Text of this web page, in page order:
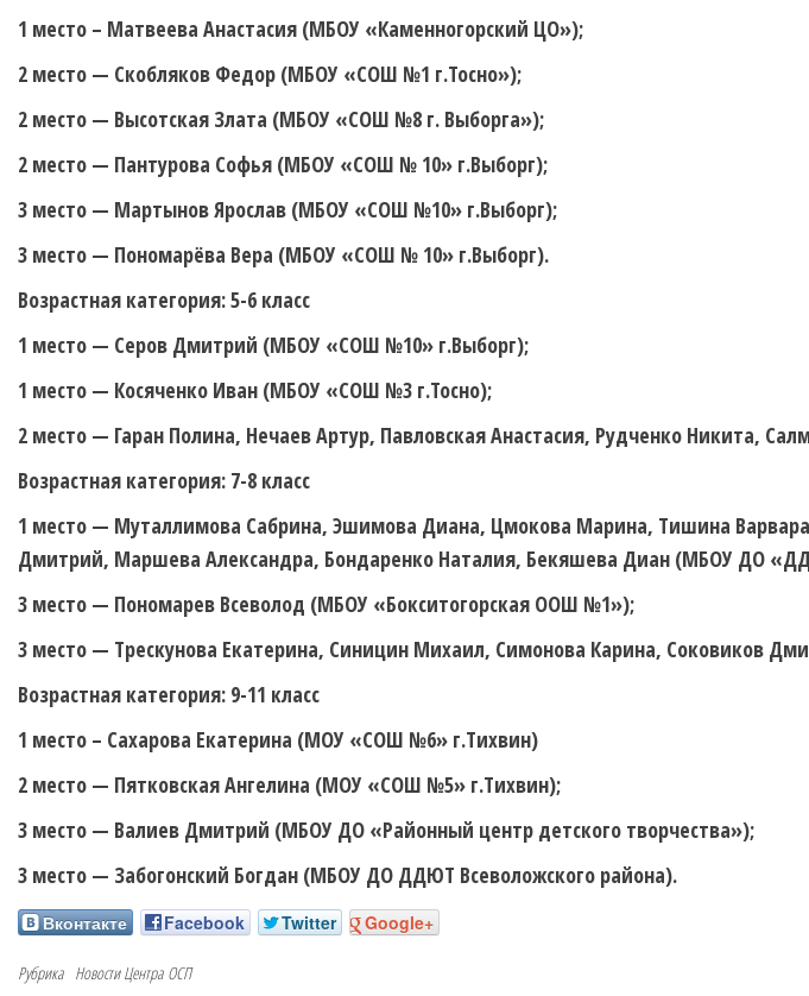
1 место – Матвеева Анастасия (МБОУ «Каменногорский ЦО»);
2 место — Скобляков Федор (МБОУ «СОШ №1 г.Тосно»);
2 место — Высотская Злата (МБОУ «СОШ №8 г. Выборга»);
2 место — Пантурова Софья (МБОУ «СОШ № 10» г.Выборг);
3 место — Мартынов Ярослав (МБОУ «СОШ №10» г.Выборг);
3 место — Пономарёва Вера (МБОУ «СОШ № 10» г.Выборг).
Возрастная категория: 5-6 класс
1 место — Серов Дмитрий (МБОУ «СОШ №10» г.Выборг);
1 место — Косяченко Иван (МБОУ «СОШ №3 г.Тосно);
2 место — Гаран Полина, Нечаев Артур, Павловская Анастасия, Рудченко Никита,
Возрастная категория: 7-8 класс
1 место — Муталлимова Сабрина, Эшимова Диана, Цмокова Марина, Тишина
Дмитрий, Маршева Александра, Бондаренко Наталия, Бекяшева Диан (МБОУ ДО
3 место — Пономарев Всеволод (МБОУ «Бокситогорская ООШ №1»);
3 место — Трескунова Екатерина, Синицин Михаил, Симонова Карина, Соковиков
Возрастная категория: 9-11 класс
1 место – Сахарова Екатерина (МОУ «СОШ №6» г.Тихвин)
2 место — Пятковская Ангелина (МОУ «СОШ №5» г.Тихвин);
3 место — Валиев Дмитрий (МБОУ ДО «Районный центр детского творчества»);
3 место — Забогонский Богдан (МБОУ ДО ДДЮТ Всеволожского района).
Вконтакте Facebook Twitter Google+
Рубрика Новости Центра ОСП